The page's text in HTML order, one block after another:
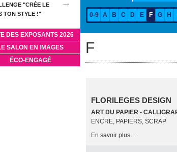
"CRÉE LE
TON STYLE !"
DES EXPOSANTS 2026
SALON EN IMAGES
ÉCO-ENGAGÉ
0-9 A B C D E F G H
F
FLORILEGES DESIGN
ART DU PAPIER -
ENCRE, PAPIERS, SCRAP
En savoir plus…